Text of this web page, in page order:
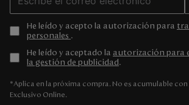
He leído y acepto la autorización para
personales .
He leído y aceptado la autorización para
la gestión de publicidad .
*Aplica en la próxima compra. No es acumulable
Exclusivo Online.